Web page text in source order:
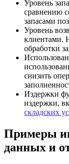
Уровень
сравнению
запасами
Уровень
клиентами.
обработки
снизить
Издержки
издержки,
складских
Примеры
данных и